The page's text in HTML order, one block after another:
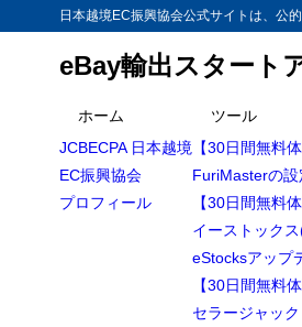
日本越境EC振興協会公式サイトは、公
eBay輸出スタート
ホーム
JCBECPA 日本越境
EC振興協会
プロフィール
ツール
【30日間無料
FuriMasterの設
【30日間無料
イーストック
eStocksアップ
【30日間無料
セラージャッ